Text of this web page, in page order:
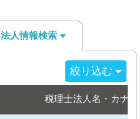
法人情報検索
絞り込む
税理士法人名・カナ